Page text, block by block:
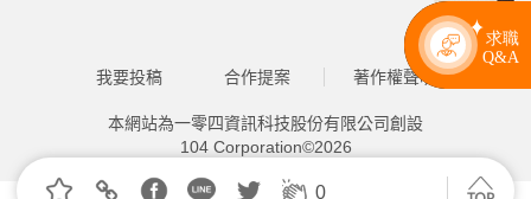
0
我要投稿 合作提案 著作權聲明
本網站為一零四資訊科技股份有限公司創設
104 Corporation©2026